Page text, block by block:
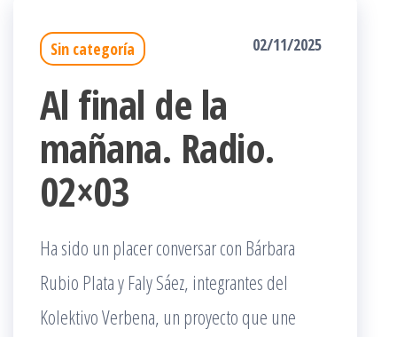
Sin categoría 02/11/2025
Al final de la
mañana. Radio.
02×03
Ha sido un placer conversar con Bárbara
Rubio Plata y Faly Sáez, integrantes del
Kolektivo Verbena, un proyecto que une